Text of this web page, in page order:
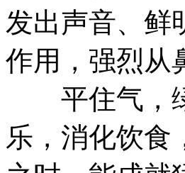
发出声音、鲜
作用，强烈从
平住气，绿
乐，消化饮食